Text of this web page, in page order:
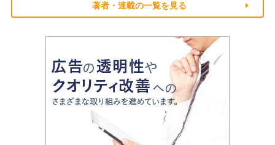
著者・連載の一覧を見る